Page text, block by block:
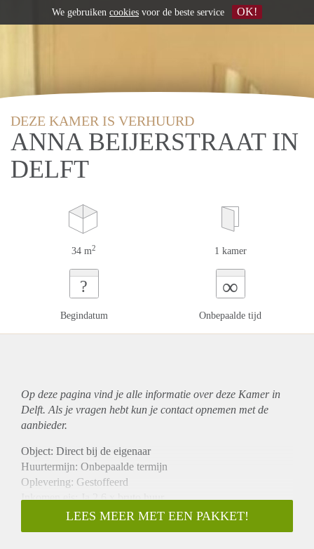
DEZE KAMER IS VERHUURD
ANNA BEIJERSTRAAT IN
DELFT
34 m2 1 kamer
?
Begindatum
∞
Onbepaalde tijd
Op deze pagina vind je alle informatie over deze Kamer in
Delft. Als je vragen hebt kun je contact opnemen met de
aanbieder.
Object: Direct bij de eigenaar
Huurtermijn: Onbepaalde termijn
Oplevering: Gestoffeerd
Inkomen eis: Ja 2,6 x bruto huur
Garantiestelling mogelijk: Ja
Borg: 1 maand
LEES MEER MET EEN PAKKET!
We gebruiken cookies voor de beste service OK!